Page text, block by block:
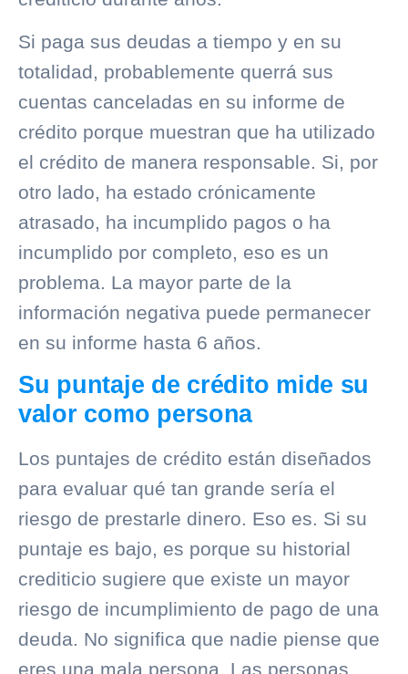
Si paga sus deudas a tiempo y en su
totalidad, probablemente querrá sus
cuentas canceladas en su informe de
crédito porque muestran que ha utilizado
el crédito de manera responsable. Si, por
otro lado, ha estado crónicamente
atrasado, ha incumplido pagos o ha
incumplido por completo, eso es un
problema. La mayor parte de la
información negativa puede permanecer
en su informe hasta 6 años.
Su puntaje de crédito mide su
valor como persona
Los puntajes de crédito están diseñados
para evaluar qué tan grande sería el
riesgo de prestarle dinero. Eso es. Si su
puntaje es bajo, es porque su historial
crediticio sugiere que existe un mayor
riesgo de incumplimiento de pago de una
deuda. No significa que nadie piense que
eres una mala persona. Las personas